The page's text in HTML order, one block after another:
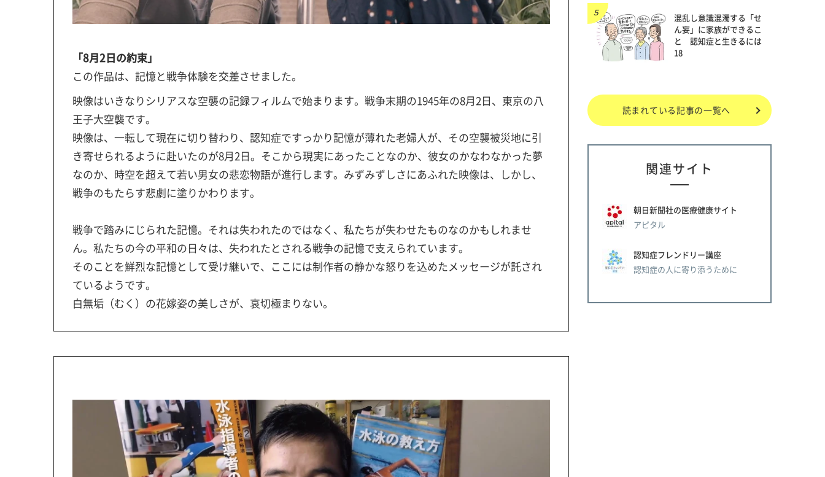
「8月2日の約束」
この作品は、記憶と戦争体験を交差させました。
映像はいきなりシリアスな空襲の記録フィルムで始まります。戦争末期の1945年の8月2日、東京の八
王子大空襲です。
映像は、一転して現在に切り替わり、認知症ですっかり記憶が薄れた老婦人が、その空襲被災地に引
き寄せられるように赴いたのが8月2日。そこから現実にあったことなのか、彼女のかなわなかった夢
なのか、時空を超えて若い男女の悲恋物語が進行します。みずみずしさにあふれた映像は、しかし、
戦争のもたらす悲劇に塗りかわります。
戦争で踏みにじられた記憶。それは失われたのではなく、私たちが失わせたものなのかもしれませ
ん。私たちの今の平和の日々は、失われたとされる戦争の記憶で支えられています。
そのことを鮮烈な記憶として受け継いで、ここには制作者の静かな怒りを込めたメッセージが託され
ているようです。
白無垢（むく）の花嫁姿の美しさが、哀切極まりない。
混乱し意識混濁する「せ
ん妄」に家族ができるこ
と 認知症と生きるには
18
読まれている記事の一覧へ
関連サイト
朝日新聞社の医療健康サイト
アピタル
認知症フレンドリー講座
認知症の人に寄り添うために